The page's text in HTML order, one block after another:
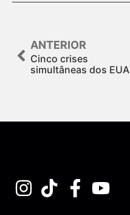
ANTERIOR
Cinco crises
simultâneas dos EUA